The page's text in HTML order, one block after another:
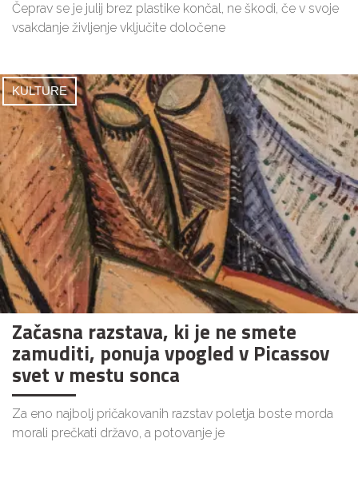
Čeprav se je julij brez plastike končal, ne škodi, če v svoje
vsakdanje življenje vključite določene
KULTURE
Začasna razstava, ki je ne smete
zamuditi, ponuja vpogled v Picassov
svet v mestu sonca
Za eno najbolj pričakovanih razstav poletja boste morda
morali prečkati državo, a potovanje je